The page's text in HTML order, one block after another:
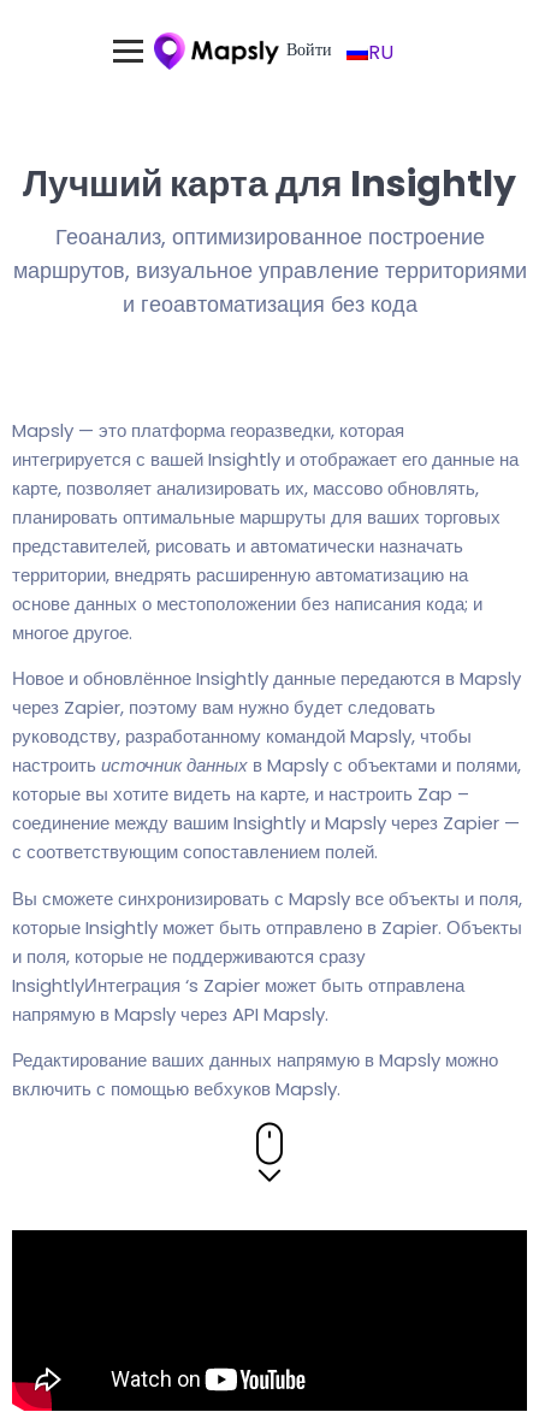
Войти RU
Лучший карта для Insightly
Геоанализ, оптимизированное построение
маршрутов, визуальное управление территориями
и геоавтоматизация без кода
Mapsly — это платформа георазведки, которая
интегрируется с вашей Insightly и отображает его данные на
карте, позволяет анализировать их, массово обновлять,
планировать оптимальные маршруты для ваших торговых
представителей, рисовать и автоматически назначать
территории, внедрять расширенную автоматизацию на
основе данных о местоположении без написания кода; и
многое другое.
Новое и обновлённое Insightly данные передаются в Mapsly
через Zapier, поэтому вам нужно будет следовать
руководству, разработанному командой Mapsly, чтобы
настроитьисточник данных в Mapsly с объектами и полями,
которые вы хотите видеть на карте, и настроить Zap –
соединение между вашим Insightly и Mapsly через Zapier —
с соответствующим сопоставлением полей.
Вы сможете синхронизировать с Mapsly все объекты и поля,
которые Insightly может быть отправлено в Zapier. Объекты
и поля, которые не поддерживаются сразу
InsightlyИнтеграция ‘s Zapier может быть отправлена
напрямую в Mapsly через API Mapsly.
Редактирование ваших данных напрямую в Mapsly можно
включить с помощью вебхуков Mapsly.